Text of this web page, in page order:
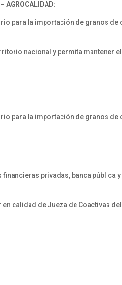
AGROCALIDAD:
para la importación de granos de
nacional y permita mantener
para la importación de granos de
privadas, banca pública
calidad de Jueza de Coactivas